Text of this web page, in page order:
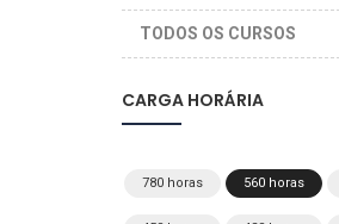
TODOS OS CURSOS
CARGA HORÁRIA
780 horas 560 horas